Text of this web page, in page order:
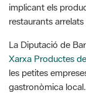
implicant els
restaurants
La Diputació de
Xarxa Productes
les petites
gastronòmica local.